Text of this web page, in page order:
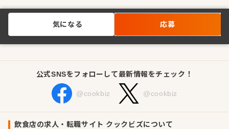
気になる 応募
公式SNSをフォローして最新情報をチェック！
@cookbiz @cookbiz
飲食店の求人・転職サイト クックビズについて